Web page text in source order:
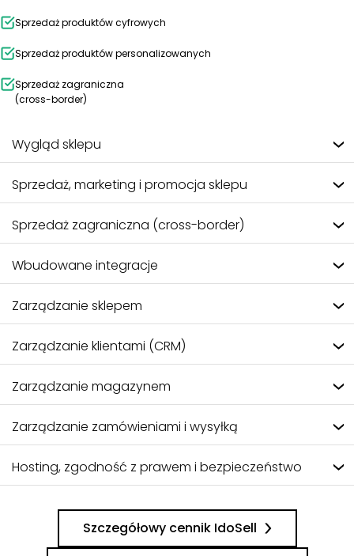
Sprzedaż produktów cyfrowych
Sprzedaż produktów personalizowanych
Sprzedaż zagraniczna
(cross-border)
Wygląd sklepu
Sprzedaż, marketing i promocja sklepu
Sprzedaż zagraniczna (cross-border)
Wbudowane integracje
Zarządzanie sklepem
Zarządzanie klientami (CRM)
Zarządzanie magazynem
Zarządzanie zamówieniami i wysyłką
Hosting, zgodność z prawem i bezpieczeństwo
Szczegółowy cennik IdoSell